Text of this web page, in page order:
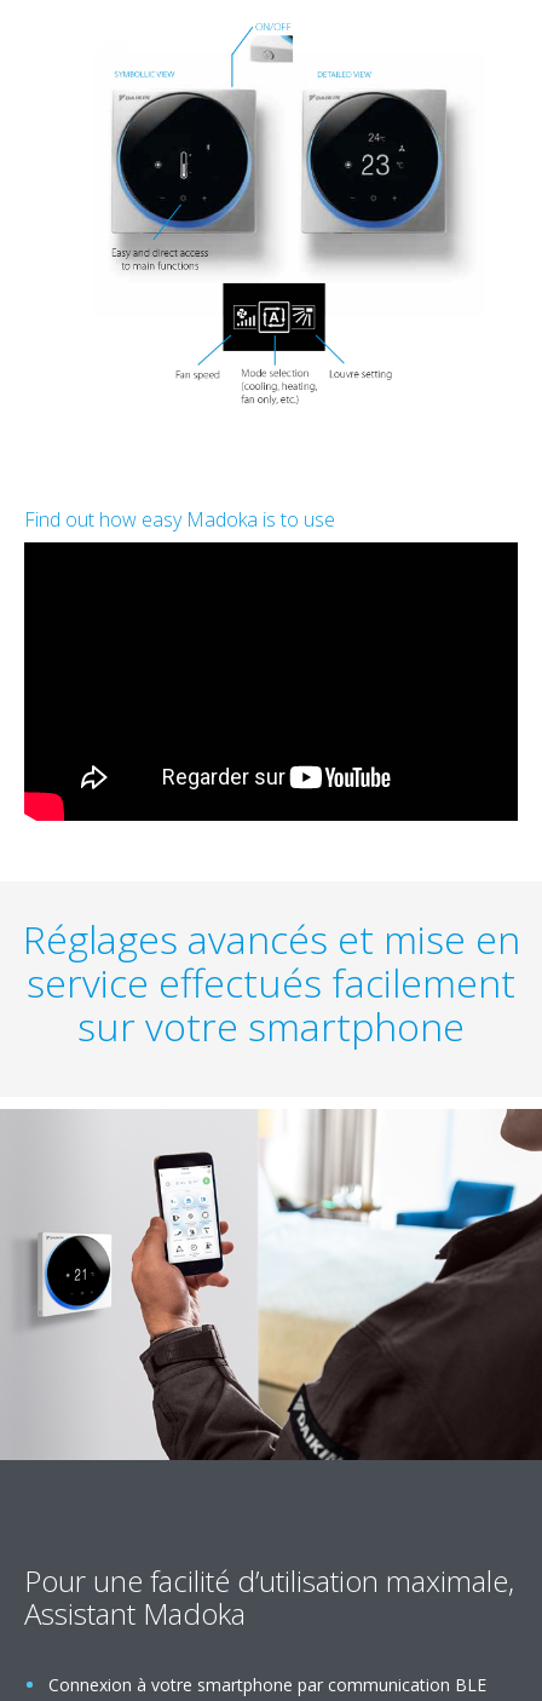
Find out how easy Madoka is to use
Réglages avancés et mise en
service effectués facilement
sur votre smartphone
Pour une facilité d’utilisation maximale,
Assistant Madoka
Connexion à votre smartphone par communication BLE